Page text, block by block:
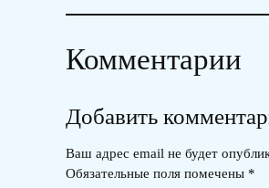
Комментарии
Добавить
Ваш адрес email не будет
Обязательные поля помечены *